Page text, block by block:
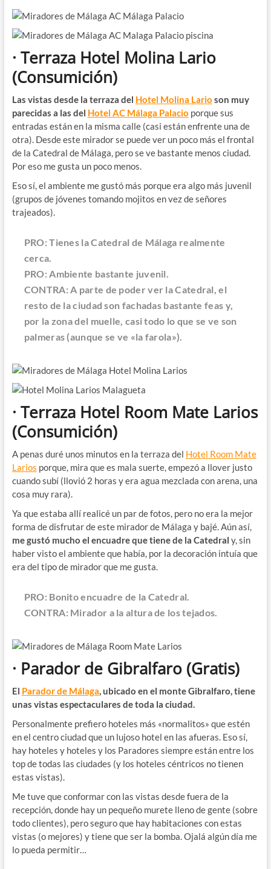
· Terraza Hotel Molina Lario
(Consumición)
Las vistas desde la terraza del Hotel Molina Lario son muy
parecidas a las del Hotel AC Málaga Palacio porque sus
entradas están en la misma calle (casi están enfrente una de
otra). Desde este mirador se puede ver un poco más el frontal
de la Catedral de Málaga, pero se ve bastante menos ciudad.
Por eso me gusta un poco menos.
Eso sí, el ambiente me gustó más porque era algo más juvenil
(grupos de jóvenes tomando mojitos en vez de señores
trajeados).
PRO: Tienes la Catedral de Málaga realmente
cerca.
PRO: Ambiente bastante juvenil.
CONTRA: A parte de poder ver la Catedral, el
resto de la ciudad son fachadas bastante feas y,
por la zona del muelle, casi todo lo que se ve son
palmeras (aunque se ve «la farola»).
· Terraza Hotel Room Mate Larios
(Consumición)
A penas duré unos minutos en la terraza del Hotel Room Mate
Larios porque, mira que es mala suerte, empezó a llover justo
cuando subí (llovió 2 horas y era agua mezclada con arena, una
cosa muy rara).
Ya que estaba allí realicé un par de fotos, pero no era la mejor
forma de disfrutar de este mirador de Málaga y bajé. Aún así,
me gustó mucho el encuadre que tiene de la Catedral y, sin
haber visto el ambiente que había, por la decoración intuía que
era del tipo de mirador que me gusta.
PRO: Bonito encuadre de la Catedral.
CONTRA: Mirador a la altura de los tejados.
· Parador de Gibralfaro (Gratis)
El Parador de Málaga, ubicado en el monte Gibralfaro, tiene
unas vistas espectaculares de toda la ciudad.
Personalmente prefiero hoteles más «normalitos» que estén
en el centro ciudad que un lujoso hotel en las afueras. Eso sí,
hay hoteles y hoteles y los Paradores siempre están entre los
top de todas las ciudades (y los hoteles céntricos no tienen
estas vistas).
Me tuve que conformar con las vistas desde fuera de la
recepción, donde hay un pequeño murete lleno de gente (sobre
todo clientes), pero seguro que hay habitaciones con estas
vistas (o mejores) y tiene que ser la bomba. Ojalá algún día me
lo pueda permitir…